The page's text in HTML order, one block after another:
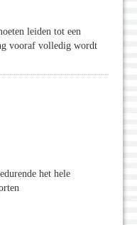
leiden tot een
vooraf volledig wordt
het hele